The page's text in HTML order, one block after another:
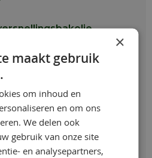
voor
Het voldoet aan
Vanaf:
5,18 / L
×
maakt gebruik
om inhoud en
en om ons
We delen ook
gebruik van onze site
en analysepartners,